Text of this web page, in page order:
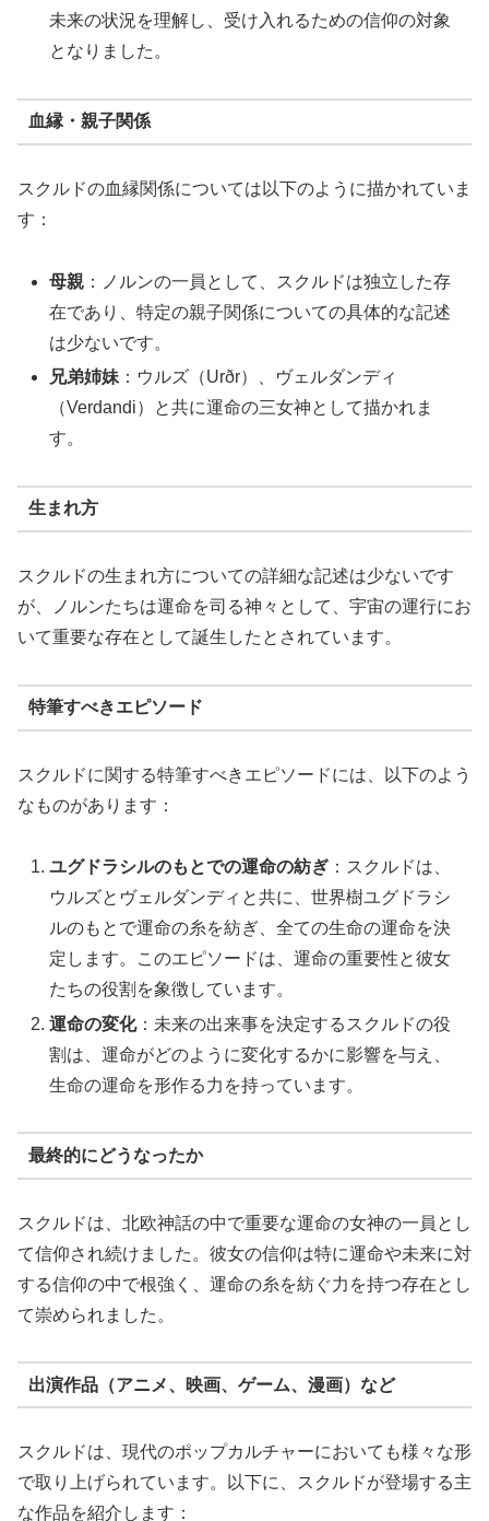
未来の状況を理解し、受け入れるための信仰の対象
となりました。
血縁・親子関係
スクルドの血縁関係については以下のように描かれていま
す：
母親 ：ノルンの一員として、スクルドは独立した存
在であり、特定の親子関係についての具体的な記述
は少ないです。
兄弟姉妹 ：ウルズ（Urðr）、ヴェルダンディ
（Verdandi）と共に運命の三女神として描かれま
す。
生まれ方
スクルドの生まれ方についての詳細な記述は少ないです
が、ノルンたちは運命を司る神々として、宇宙の運行にお
いて重要な存在として誕生したとされています。
特筆すべきエピソード
スクルドに関する特筆すべきエピソードには、以下のよう
なものがあります：
ユグドラシルのもとでの運命の紡ぎ ：スクルドは、
ウルズとヴェルダンディと共に、世界樹ユグドラシ
ルのもとで運命の糸を紡ぎ、全ての生命の運命を決
定します。このエピソードは、運命の重要性と彼女
たちの役割を象徴しています。
運命の変化：未来の出来事を決定するスクルドの役
割は、運命がどのように変化するかに影響を与え、
生命の運命を形作る力を持っています。
最終的にどうなったか
スクルドは、北欧神話の中で重要な運命の女神の一員とし
て信仰され続けました。彼女の信仰は特に運命や未来に対
する信仰の中で根強く、運命の糸を紡ぐ力を持つ存在とし
て崇められました。
出演作品（アニメ、映画、ゲーム、漫画）など
スクルドは、現代のポップカルチャーにおいても様々な形
で取り上げられています。以下に、スクルドが登場する主
な作品を紹介します：